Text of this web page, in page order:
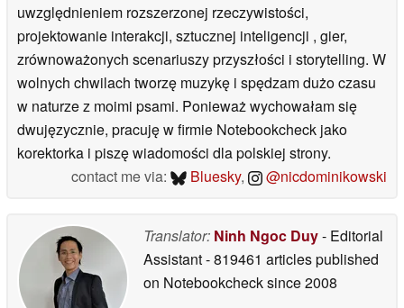
uwzględnieniem rozszerzonej rzeczywistości,
projektowanie interakcji, sztucznej inteligencji , gier,
zrównoważonych scenariuszy przyszłości i storytelling. W
wolnych chwilach tworzę muzykę i spędzam dużo czasu
w naturze z moimi psami. Ponieważ wychowałam się
dwujęzycznie, pracuję w firmie Notebookcheck jako
korektorka i piszę wiadomości dla polskiej strony.
contact me via:
Bluesky, @nicdominikowski
Translator: Ninh Ngoc Duy- Editorial
Assistant- 819461 articles published
on Notebookchecksince 2008